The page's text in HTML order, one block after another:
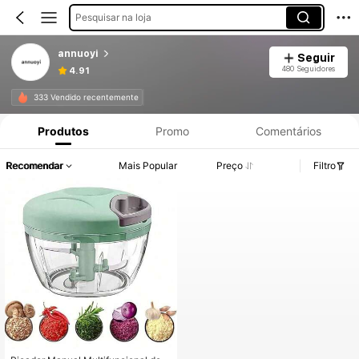
Pesquisar na loja
annuoyi
4.91
Seguir
480 Seguidores
333 Vendido recentemente
Produtos Promo Comentários
Recomendar Mais Popular Preço Filtro